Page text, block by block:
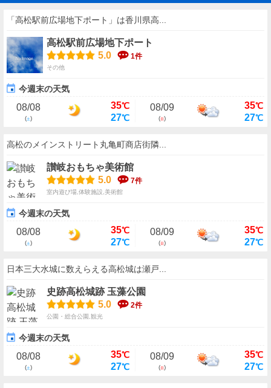
「高松駅前広場地下ポート」は香川県高...
高松駅前広場地下ポート
5.0
1件
その他
今週末の天気
08/08
(土)
35℃
27℃
08/09
(日)
35℃
27℃
高松のメインストリート丸亀町商店街隣...
讃岐おもちゃ美術館
5.0
7件
室内遊び場,体験施設,美術館
今週末の天気
08/08
(土)
35℃
27℃
08/09
(日)
35℃
27℃
日本三大水城に数えらえる高松城は瀬戸...
史跡高松城跡 玉藻公園
5.0
2件
公園・総合公園,観光
今週末の天気
08/08
(土)
35℃
27℃
08/09
(日)
35℃
27℃